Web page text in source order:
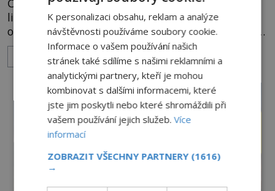
Červená stužka uvázaná kolem zápěstí podle
lidové pověrčivosti v některých kulturách
ochraňuje svého nositele před zlým okem, kletbou,
která může přivodit neštěstí či nemoc. S tímto
nenápadným symbolem magické ochrany lze
občas spatřit i různé celebrity včetně Madonny
nebo Leonarda DiCapria. Na Blízkém východě a v
židovských komunitách po celém světě, je
ZOBRAZIT VÍCE
K personalizaci obsahu, reklam a analýze
návštěvnosti používáme soubory cookie.
Informace o vašem používání našich
stránek také sdílíme s našimi reklamními a
analytickými partnery, kteří je mohou
kombinovat s dalšími informacemi, které
jste jim poskytli nebo které shromáždili při
vašem používání jejich služeb.Více
informací
ZOBRAZIT VŠECHNY PARTNERY (1616)
→